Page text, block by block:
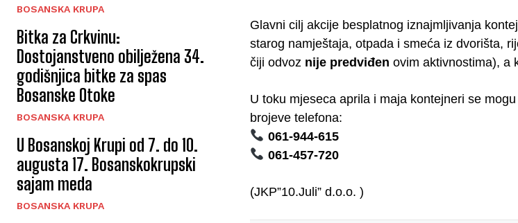
BOSANSKA KRUPA
Bitka za Crkvinu:
Dostojanstveno obilježena 34.
godišnjica bitke za spas
Bosanske Otoke
BOSANSKA KRUPA
U Bosanskoj Krupi od 7. do 10.
augusta 17. Bosanskokrupski
sajam meda
BOSANSKA KRUPA
Glavni cilj akcije besplatnog iznajmljivanja
starog namještaja, otpada i smeća iz dvorišta,
čiji odvoz nije predviđen ovim aktivnostima), a
U toku mjeseca aprila i maja kontejneri se
brojeve telefona:
061-944-615
061-457-720
(JKP”10.Juli” d.o.o. )